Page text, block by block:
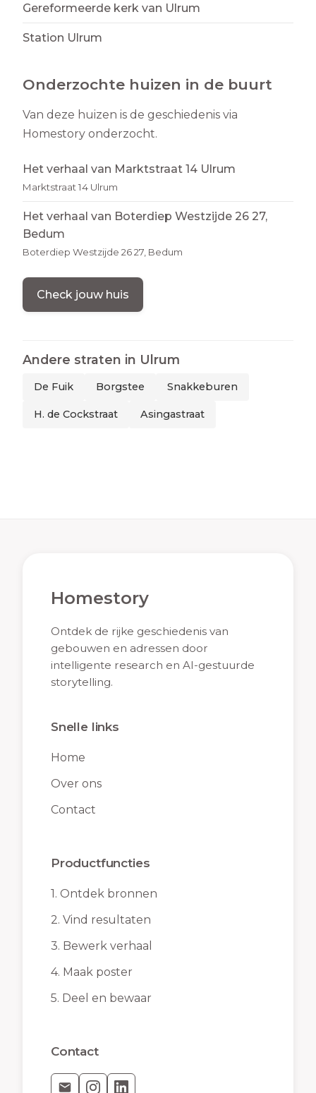
Gereformeerde kerk van Ulrum
Station Ulrum
Onderzochte huizen in de buurt
Van deze huizen is de geschiedenis via
Homestory onderzocht.
Het verhaal van Marktstraat 14 Ulrum
Marktstraat 14 Ulrum
Het verhaal van Boterdiep Westzijde 26 27,
Bedum
Boterdiep Westzijde 26 27, Bedum
Check jouw huis
Andere straten in Ulrum
De Fuik Borgstee Snakkeburen
H. de Cockstraat Asingastraat
Homestory
Ontdek de rijke geschiedenis van
gebouwen en adressen door
intelligente research en AI-gestuurde
storytelling.
Snelle links
Home
Over ons
Contact
Productfuncties
1. Ontdek bronnen
2. Vind resultaten
3. Bewerk verhaal
4. Maak poster
5. Deel en bewaar
Contact